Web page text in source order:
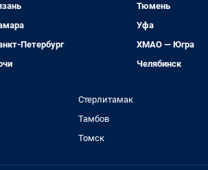
Петербург
Тюмень
Уфа
ХМАО — Югра
Челябинск
Стерлитамак
Тамбов
Томск